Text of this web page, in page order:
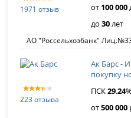
1971 отзыв
от 100 000
до30лет
АО "Россельхозбанк"
223 отзыва
Ак Барс -
покупку
ПСК29.24
от500 000